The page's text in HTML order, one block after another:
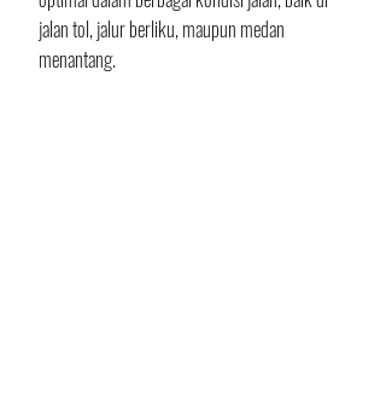
jalan tol, jalur berliku, maupun medan
menantang.